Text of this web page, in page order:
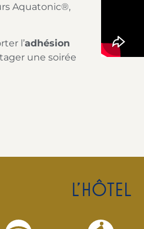
Aquatonic®,
l’adhésion
une soirée
L'HÔTEL